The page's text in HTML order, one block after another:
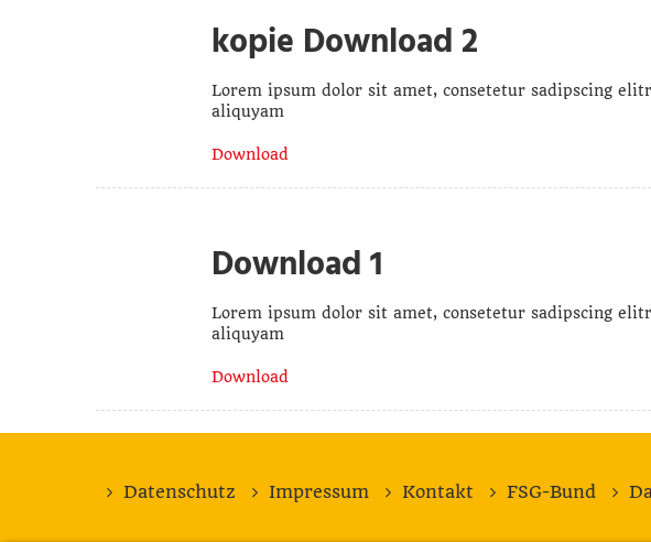
kopie Download 2
Lorem ipsum dolor sit amet, consetetur sadipscing
aliquyam
Download
Download 1
Lorem ipsum dolor sit amet, consetetur sadipscing
aliquyam
Download
Datenschutz Impressum Kontakt FSG-Bund